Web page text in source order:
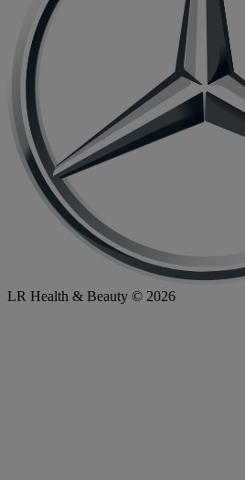
LR Health & Beauty © 2026